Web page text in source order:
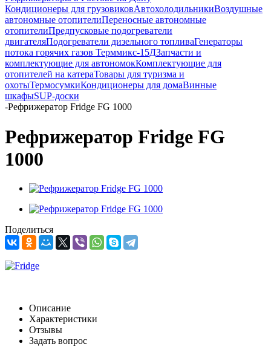
Кондиционеры для грузовиковАвтохолодильникиВоздушные
автономные отопителиПереносные автономные
отопителиПредпусковые подогреватели
двигателяПодогреватели дизельного топливаГенераторы
потока горячих газов Терммикс-15ДЗапчасти и
комплектующие для автономокКомплектующие для
отопителей на катераТовары для туризма и
охотыТермосумкиКондиционеры для домаВинные
шкафыSUP-доски
-Рефрижератор Fridge FG 1000
Рефрижератор Fridge FG
1000
Поделиться
Описание
Характеристики
Отзывы
Задать вопрос